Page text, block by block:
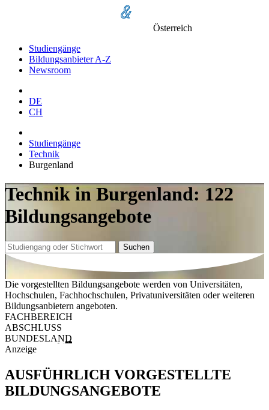
Österreich
Studiengänge
Bildungsanbieter A-Z
Newsroom
DE
CH
Studiengänge
Technik
Burgenland
Technik in Burgenland: 122
Bildungsangebote
Suchen
Die vorgestellten Bildungsangebote werden von Universitäten,
Hochschulen, Fachhochschulen, Privatuniversitäten oder weiteren
Bildungsanbietern angeboten.
FACHBEREICH
ABSCHLUSS
BUNDESLAND
Anzeige
AUSFÜHRLICH VORGESTELLTE
BILDUNGSANGEBOTE